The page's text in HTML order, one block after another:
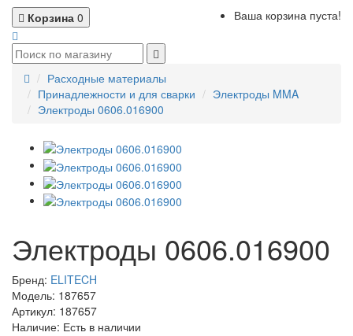
Корзина 0 Ваша корзина пуста!
Расходные материалы
Принадлежности и для сварки
Электроды MMA
Электроды 0606.016900
Электроды 0606.016900
Бренд: ELITECH
Модель: 187657
Артикул: 187657
Наличие: Есть в наличии